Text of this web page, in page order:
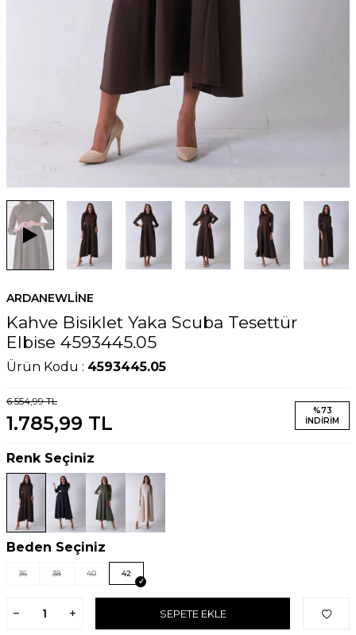
ARDANEWLINE
Kahve Bisiklet Yaka Scuba Tesettür
Elbise 4593445.05
Ürün Kodu : 4593445.05
6.554,99TL
1.785,99 TL
%73
İNDIRIM
Renk Seçiniz
Beden Seçiniz
36 38 40 42
SEPETE EKLE